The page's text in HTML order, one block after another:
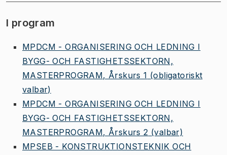
I program
MPDCM - ORGANISERING OCH LEDNING I
BYGG- OCH FASTIGHETSSEKTORN,
MASTERPROGRAM, Årskurs 1 (obligatoriskt
valbar)
MPDCM - ORGANISERING OCH LEDNING I
BYGG- OCH FASTIGHETSSEKTORN,
MASTERPROGRAM, Årskurs 2 (valbar)
MPSEB - KONSTRUKTIONSTEKNIK OCH